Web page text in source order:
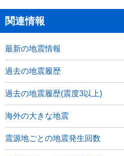
関連情報
最新の地震情報
過去の地震履歴
過去の地震履歴(震度3以上)
海外の大きな地震
震源地ごとの地震発生回数